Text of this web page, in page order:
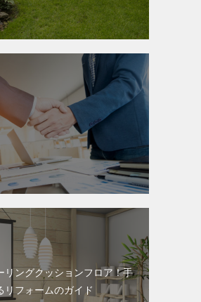
リングクッションフロア！手
リフォームのガイド